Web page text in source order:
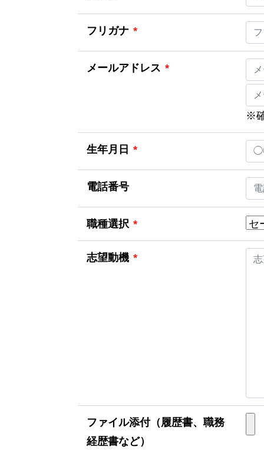
フリガナ *
メールアドレス *
※
生年月日 *
電話番号
職種選択 *
志望動機 *
ファイル添付（履歴書、職務
経歴書など）